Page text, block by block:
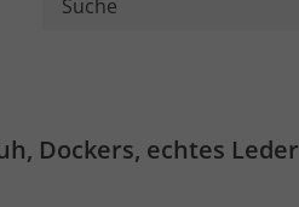
Dockers, echtes Leder